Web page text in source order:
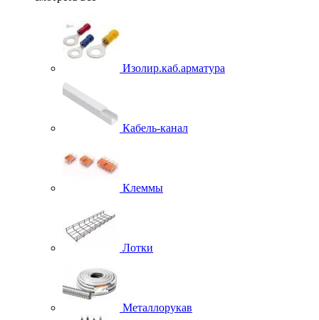
Изолир.каб.арматура
Кабель-канал
Клеммы
Лотки
Металлорукав